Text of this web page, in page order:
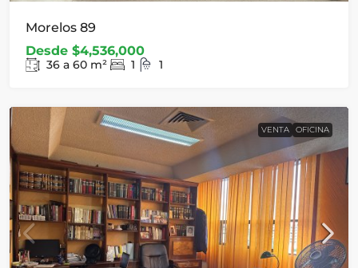
Morelos 89
Desde $4,536,000
36 a 60 m² 1 1
VENTA OFICINA